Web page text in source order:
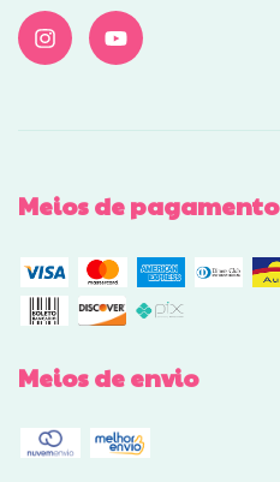
Meios de pagamento
Meios de envio